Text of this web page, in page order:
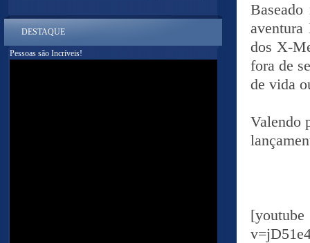
dos X-
fora de
de vida
Valendo
DESTAQUE
Pessoas são Incríveis!